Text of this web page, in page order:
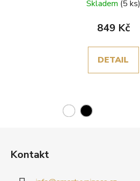
šestitlačítkový
Skladem (5 ks)
849 Kč
DETAIL
Kontakt